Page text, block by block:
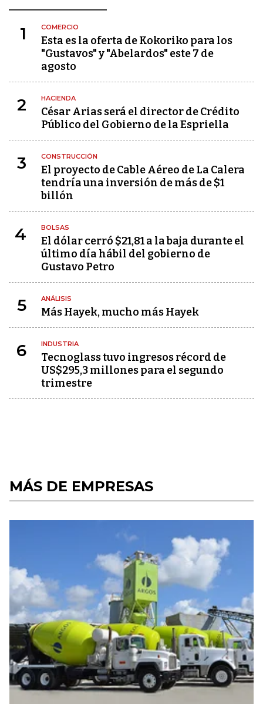
1 COMERCIO
Esta es la oferta de Kokoriko para los
"Gustavos" y "Abelardos" este 7 de
agosto
2 HACIENDA
César Arias será el director de Crédito
Público del Gobierno de la Espriella
3 CONSTRUCCIÓN
El proyecto de Cable Aéreo de La Calera
tendría una inversión de más de $1
billón
4 BOLSAS
El dólar cerró $21,81 a la baja durante el
último día hábil del gobierno de
Gustavo Petro
5 ANÁLISIS
Más Hayek, mucho más Hayek
6 INDUSTRIA
Tecnoglass tuvo ingresos récord de
US$295,3 millones para el segundo
trimestre
MÁS DE EMPRESAS